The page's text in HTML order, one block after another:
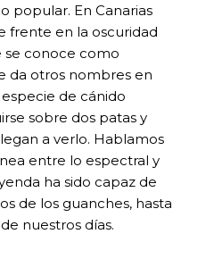
popular. En Canarias
frente en la oscuridad
se conoce como
da otros nombres en
de cánido
sobre dos patas y
a verlo. Hablamos
entre lo espectral y
ha sido capaz de
de los guanches, hasta
nuestros días.